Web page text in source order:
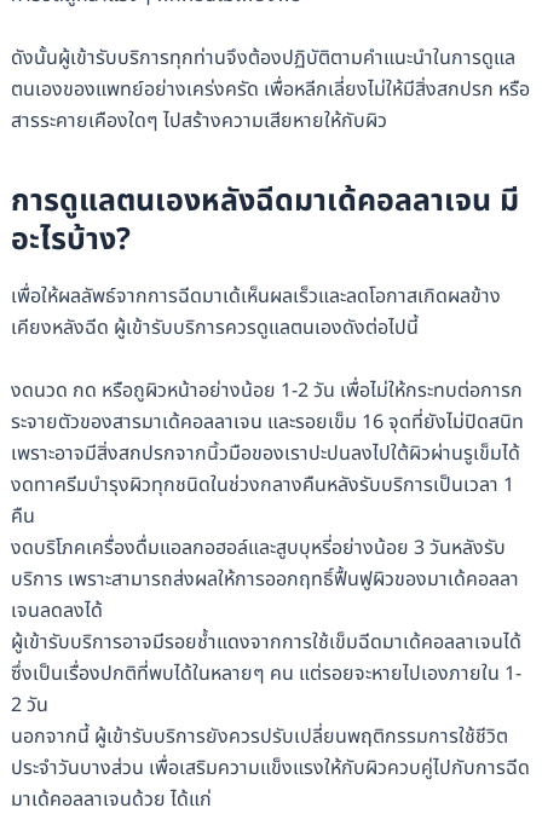
ดังนั้นผู้เข้ารับบริการทุกท่านจึงต้องปฏิบัติตามคำแนะนำในการดูแล
ตนเองของแพทย์อย่างเคร่งครัด เพื่อหลีกเลี่ยงไม่ให้มีสิ่งสกปรก หรือ
สารระคายเคืองใดๆ ไปสร้างความเสียหายให้กับผิว
การดูแลตนเองหลังฉีดมาเด้คอลลาเจน มี
อะไรบ้าง?
เพื่อให้ผลลัพธ์จากการฉีดมาเด้เห็นผลเร็วและลดโอกาสเกิดผลข้าง
เคียงหลังฉีด ผู้เข้ารับบริการควรดูแลตนเองดังต่อไปนี้
งดนวด กด หรือถูผิวหน้าอย่างน้อย 1-2 วัน เพื่อไม่ให้กระทบต่อการก
ระจายตัวของสารมาเด้คอลลาเจน และรอยเข็ม 16 จุดที่ยังไม่ปิดสนิท
เพราะอาจมีสิ่งสกปรกจากนิ้วมือของเราปะปนลงไปใต้ผิวผ่านรูเข็มได้
งดทาครีมบำรุงผิวทุกชนิดในช่วงกลางคืนหลังรับบริการเป็นเวลา 1
คืน
งดบริโภคเครื่องดื่มแอลกอฮอล์และสูบบุหรี่อย่างน้อย 3 วันหลังรับ
บริการ เพราะสามารถส่งผลให้การออกฤทธิ์ฟื้นฟูผิวของมาเด้คอลลา
เจนลดลงได้
ผู้เข้ารับบริการอาจมีรอยช้ำแดงจากการใช้เข็มฉีดมาเด้คอลลาเจนได้
ซึ่งเป็นเรื่องปกติที่พบได้ในหลายๆ คน แต่รอยจะหายไปเองภายใน 1-
2 วัน
นอกจากนี้ ผู้เข้ารับบริการยังควรปรับเปลี่ยนพฤติกรรมการใช้ชีวิต
ประจำวันบางส่วน เพื่อเสริมความแข็งแรงให้กับผิวควบคู่ไปกับการฉีด
มาเด้คอลลาเจนด้วย ได้แก่